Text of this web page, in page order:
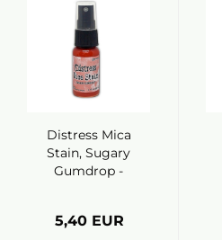
Distress Mica
Stain, Sugary
Gumdrop -
5,40 EUR